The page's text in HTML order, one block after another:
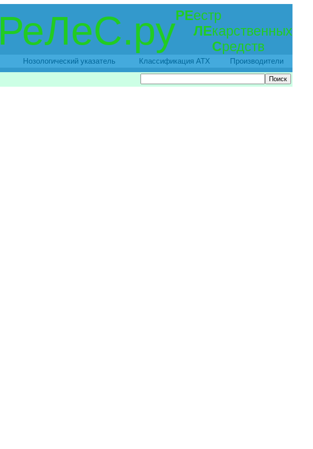
РеЛеС.руРЕестр
ЛЕкарственных
Средств
Нозологический указатель Классификация АТХ Производители